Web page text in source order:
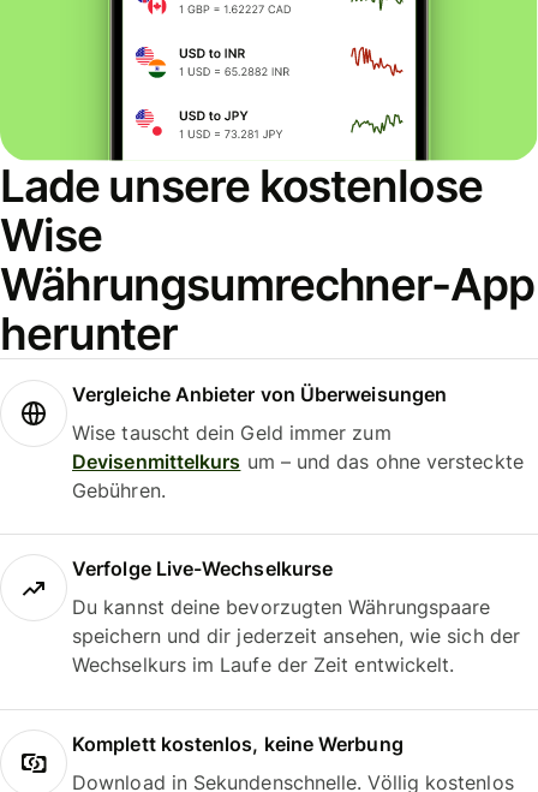
Lade unsere kostenlose
Wise
Währungsumrechner-App
herunter
Vergleiche Anbieter von Überweisungen
Wise tauscht dein Geld immer zum
Devisenmittelkurs um – und das ohne versteckte
Gebühren.
Verfolge Live-Wechselkurse
Du kannst deine bevorzugten Währungspaare
speichern und dir jederzeit ansehen, wie sich der
Wechselkurs im Laufe der Zeit entwickelt.
Komplett kostenlos, keine Werbung
Download in Sekundenschnelle. Völlig kostenlos